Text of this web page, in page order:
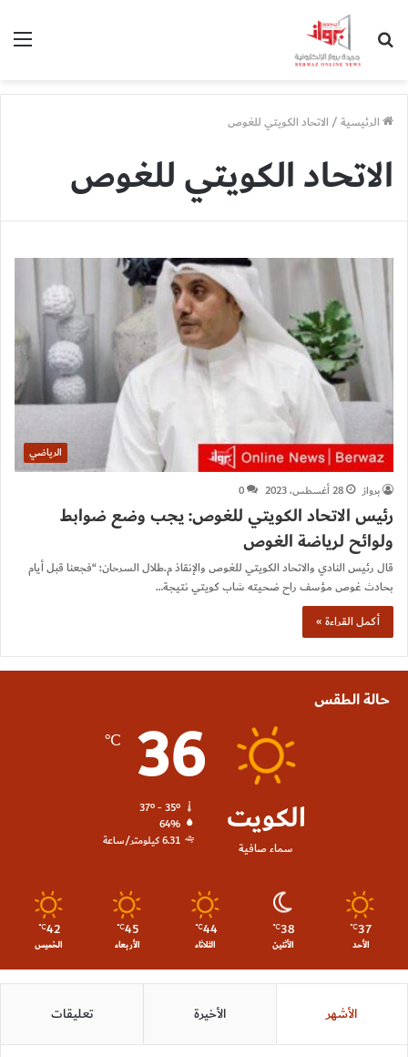
الرئيسية/الاتحاد الكويتي للغوص
الاتحاد الكويتي للغوص
الرياضي
برواز
28 أغسطس، 2023 0
رئيس الاتحاد الكويتي للغوص: يجب وضع ضوابط
ولوائح لرياضة الغوص
قال رئيس النادي والاتحاد الكويتي للغوص والإنقاذ م.طلال السرحان: “فجعنا قبل أيام
بحادث غوص مؤسف راح ضحيته شاب كويتي نتيجة…
أكمل القراءة »
حالة الطقس
الكويت
سماء صافية
36
℃
37º - 35º
64%
6.31 كيلومتر/ساعة
37
℃
الأحد
38
℃
الأثنين
44
℃
الثلاثاء
45
℃
الأربعاء
42
℃
الخميس
الأشهر الأخيرة تعليقات